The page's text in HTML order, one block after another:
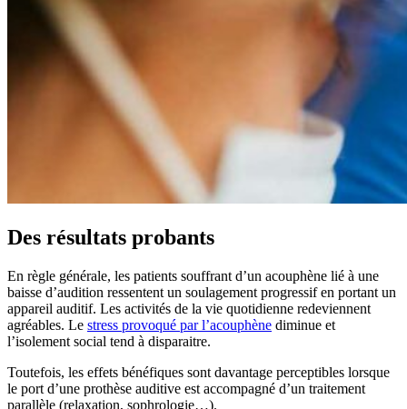
Des résultats probants
En règle générale, les patients souffrant d’un acouphène lié à une
baisse d’audition ressentent un soulagement progressif en portant un
appareil auditif. Les activités de la vie quotidienne redeviennent
agréables. Le stress provoqué par l’acouphène diminue et
l’isolement social tend à disparaitre.
Toutefois, les effets bénéfiques sont davantage perceptibles lorsque
le port d’une prothèse auditive est accompagné d’un traitement
parallèle (relaxation, sophrologie…).